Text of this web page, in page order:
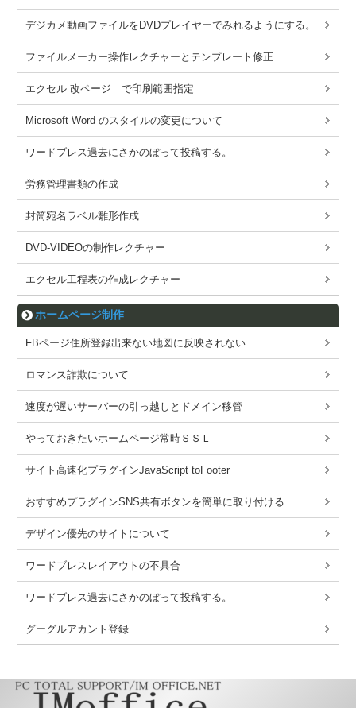
デジカメ動画ファイルをDVDプレイヤーでみれるようにする。
ファイルメーカー操作レクチャーとテンプレート修正
エクセル 改ページ で印刷範囲指定
Microsoft Word のスタイルの変更について
ワードブレス過去にさかのぼって投稿する。
労務管理書類の作成
封筒宛名ラベル雛形作成
DVD-VIDEOの制作レクチャー
エクセル工程表の作成レクチャー
ホームページ制作
FBページ住所登録出来ない地図に反映されない
ロマンス詐欺について
速度が遅いサーバーの引っ越しとドメイン移管
やっておきたいホームページ常時ＳＳＬ
サイト高速化プラグインJavaScript toFooter
おすすめプラグインSNS共有ボタンを簡単に取り付ける
デザイン優先のサイトについて
ワードブレスレイアウトの不具合
ワードブレス過去にさかのぼって投稿する。
グーグルアカント登録